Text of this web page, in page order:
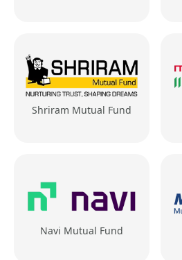
Shriram Mutual Fund
Navi Mutual Fund